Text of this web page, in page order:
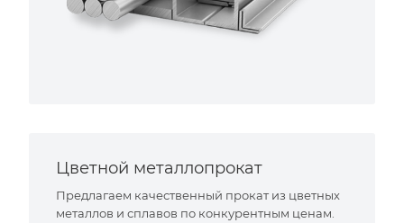
Цветной металлопрокат
Предлагаем качественный прокат из цветных
металлов и сплавов по конкурентным ценам.